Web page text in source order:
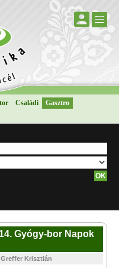
Családi
Gasztro
Gyógy-bor Napok
Krisztián